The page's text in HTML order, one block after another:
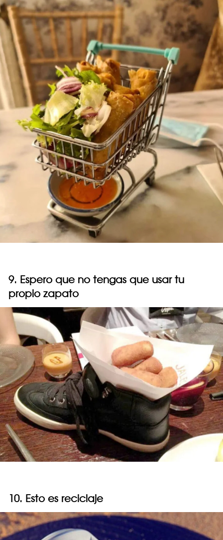
9. Espero que no tengas que usar tu
propio zapato
10. Esto es reciclaje